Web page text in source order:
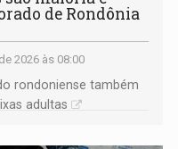
de Rondônia
2026 às 08:00
rondoniense também
adultas